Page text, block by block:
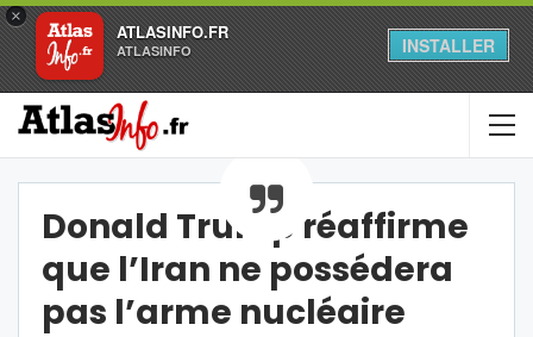
×
ATLASINFO.FR
ATLASINFO INSTALLER
Donald Trump réaffirme
que l’Iran ne possédera
pas l’arme nucléaire